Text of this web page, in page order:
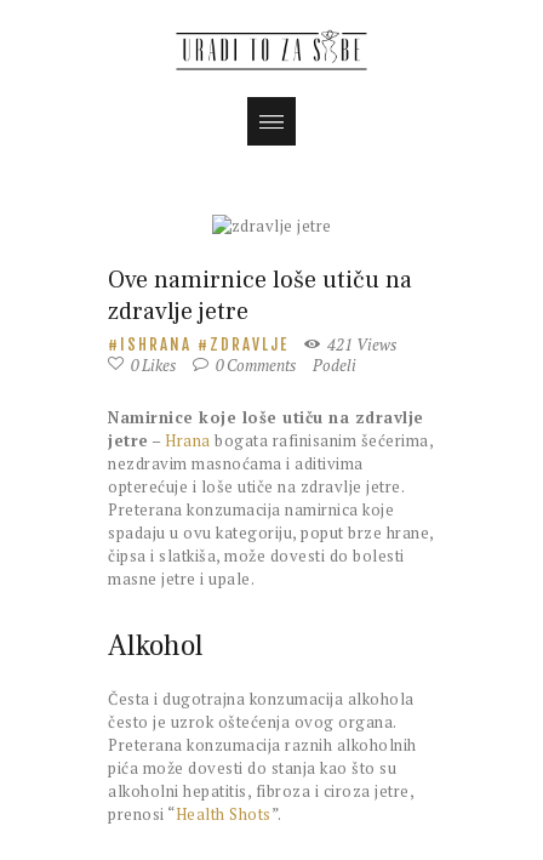
Ove namirnice loše utiču na
zdravlje jetre
ISHRANA ZDRAVLJE 421 Views
0Likes 0Comments Podeli
Namirnice koje loše utiču na zdravlje
jetre – Hrana bogata rafinisanim šećerima,
nezdravim masnoćama i aditivima
opterećuje i loše utiče na zdravlje jetre.
Preterana konzumacija namirnica koje
spadaju u ovu kategoriju, poput brze hrane,
čipsa i slatkiša, može dovesti do bolesti
masne jetre i upale.
Alkohol
Česta i dugotrajna konzumacija alkohola
često je uzrok oštećenja ovog organa.
Preterana konzumacija raznih alkoholnih
pića može dovesti do stanja kao što su
alkoholni hepatitis, fibroza i ciroza jetre,
prenosi “Health Shots”.